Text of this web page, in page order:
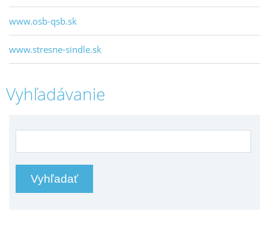
www.osb-qsb.sk
www.stresne-sindle.sk
Vyhľadávanie